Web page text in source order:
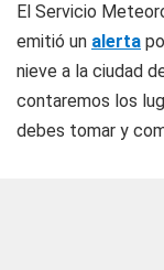
El Servicio
emitió un alerta
nieve a la ciudad
contaremos los
debes tomar y